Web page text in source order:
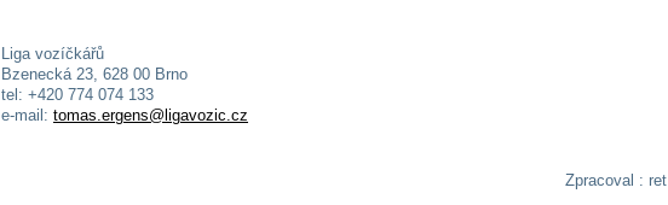
Liga vozíčkářů
Bzenecká 23, 628 00 Brno
tel: +420 774 074 133
e-mail: tomas.ergens@ligavozic.cz
Zpracoval : ret